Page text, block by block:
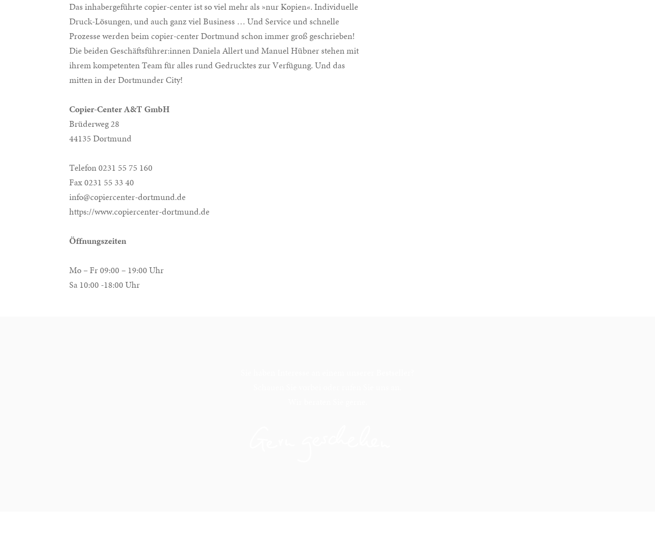
Das inhabergeführte copier-center ist so viel mehr als »nur Kopien«. Individuelle
Druck-Lösungen, und auch ganz viel Business … Und Service und schnelle
Prozesse werden beim copier-center Dortmund schon immer groß geschrieben!
Die beiden Geschäftsführer:innen Daniela Allert und Manuel Hübner stehen mit
ihrem kompetenten Team für alles rund Gedrucktes zur Verfügung. Und das
mitten in der Dortmunder City!
Copier-Center A&T GmbH
Brüderweg 28
44135 Dortmund
Telefon 0231 55 75 160
Fax 0231 55 33 40
info@copiercenter-dortmund.de
https://www.copiercenter-dortmund.de
Öffnungszeiten
Mo – Fr 09:00 – 19:00 Uhr
Sa 10:00 -18:00 Uhr